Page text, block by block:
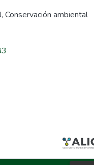
, Conservación ambiental